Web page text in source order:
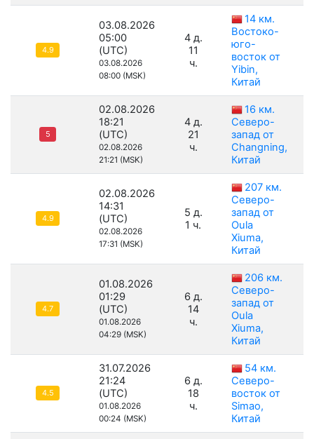
4.9
03.08.2026
05:00
(UTC)
03.08.2026
08:00 (MSK)
4 д.
11
ч.
14 км.
Востоко-
юго-
восток от
Yibin,
Китай
5
02.08.2026
18:21
(UTC)
02.08.2026
21:21 (MSK)
4 д.
21
ч.
16 км.
Северо-
запад от
Changning,
Китай
4.9
02.08.2026
14:31
(UTC)
02.08.2026
17:31 (MSK)
5 д.
1 ч.
207 км.
Северо-
запад от
Oula
Xiuma,
Китай
4.7
01.08.2026
01:29
(UTC)
01.08.2026
04:29 (MSK)
6 д.
14
ч.
206 км.
Северо-
запад от
Oula
Xiuma,
Китай
4.5
31.07.2026
21:24
(UTC)
01.08.2026
00:24 (MSK)
6 д.
18
ч.
54 км.
Северо-
восток от
Simao,
Китай